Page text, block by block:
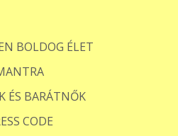
BOLDOG ÉLET
ÉS BARÁTNŐK
CODE